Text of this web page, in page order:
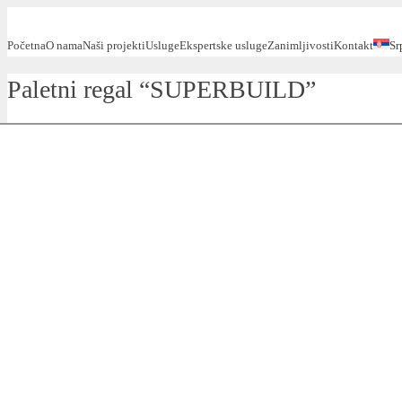
PočetnaO namaNaši projektiUslugeEkspertske uslugeZanimljivostiKontakt
Paletni regal “SUPERBUILD”